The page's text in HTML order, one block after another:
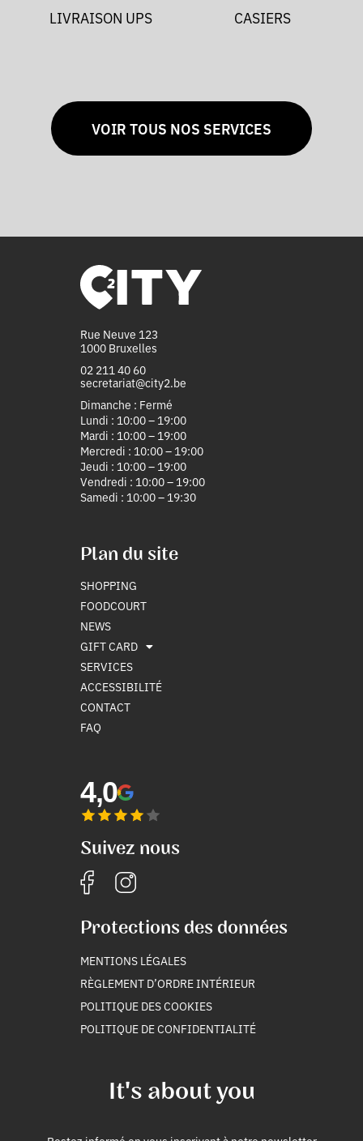
LIVRAISON UPS CASIERS
VOIR TOUS NOS SERVICES
Rue Neuve 123
1000 Bruxelles
02 211 40 60
secretariat@city2.be
Dimanche : Fermé
Lundi : 10:00 – 19:00
Mardi : 10:00 – 19:00
Mercredi : 10:00 – 19:00
Jeudi : 10:00 – 19:00
Vendredi : 10:00 – 19:00
Samedi : 10:00 – 19:30
Plan du site
SHOPPING
FOODCOURT
NEWS
GIFT CARD
SERVICES
ACCESSIBILITÉ
CONTACT
FAQ
It's about you
4,0
Suivez nous
Protections des données
MENTIONS LÉGALES
RÈGLEMENT D’ORDRE INTÉRIEUR
POLITIQUE DES COOKIES
POLITIQUE DE CONFIDENTIALITÉ